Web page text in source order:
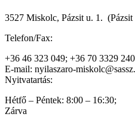
3527 Miskolc, Pázsit u. 1. (Pázsit
Telefon/Fax:
+36 46 323 049; +36 70 3329 240
E-mail: nyilaszaro-
Nyitvatartás:
Hétfő – Péntek: 8:00 –
Zárva